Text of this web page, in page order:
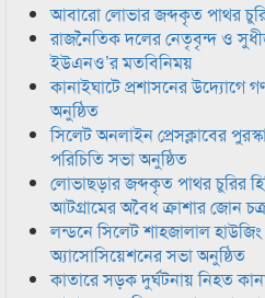
আবারো লোভার জব্দকৃত পাথর চুরি
রাজনৈতিক দলের নেতৃবৃন্দ ও
ইউএনও’র মতবিনিময়
কানাইঘাটে প্রশাসনের উদ্যোগে
অনুষ্ঠিত
সিলেট অনলাইন প্রেসক্লাবের
পরিচিতি সভা অনুষ্ঠিত
লোভাছড়ার জব্দকৃত পাথর চুরির
আটগ্রামের অবৈধ ক্রাশার জোন
লন্ডনে সিলেট শাহজালাল
অ্যাসোসিয়েশনের সভা অনুষ্ঠিত
কাতারে সড়ক দুর্ঘটনায় নিহত